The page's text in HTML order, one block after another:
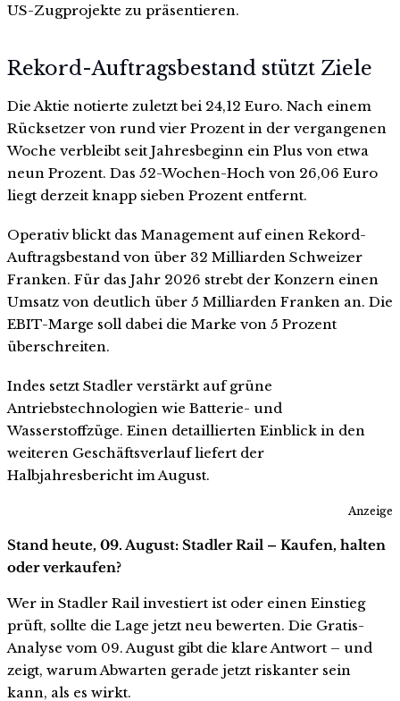
US-Zugprojekte zu präsentieren.
Rekord-Auftragsbestand stützt Ziele
Die Aktie notierte zuletzt bei 24,12 Euro. Nach einem
Rücksetzer von rund vier Prozent in der vergangenen
Woche verbleibt seit Jahresbeginn ein Plus von etwa
neun Prozent. Das 52-Wochen-Hoch von 26,06 Euro
liegt derzeit knapp sieben Prozent entfernt.
Operativ blickt das Management auf einen Rekord-
Auftragsbestand von über 32 Milliarden Schweizer
Franken. Für das Jahr 2026 strebt der Konzern einen
Umsatz von deutlich über 5 Milliarden Franken an. Die
EBIT-Marge soll dabei die Marke von 5 Prozent
überschreiten.
Indes setzt Stadler verstärkt auf grüne
Antriebstechnologien wie Batterie- und
Wasserstoffzüge. Einen detaillierten Einblick in den
weiteren Geschäftsverlauf liefert der
Halbjahresbericht im August.
Anzeige
Stand heute, 09. August: Stadler Rail – Kaufen, halten
oder verkaufen?
Wer in Stadler Rail investiert ist oder einen Einstieg
prüft, sollte die Lage jetzt neu bewerten. Die Gratis-
Analyse vom 09. August gibt die klare Antwort – und
zeigt, warum Abwarten gerade jetzt riskanter sein
kann, als es wirkt.